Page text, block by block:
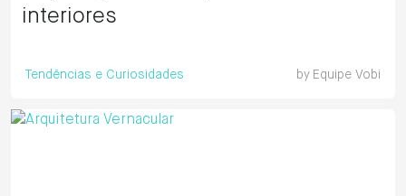
interiores
Tendências e Curiosidades by Equipe Vobi